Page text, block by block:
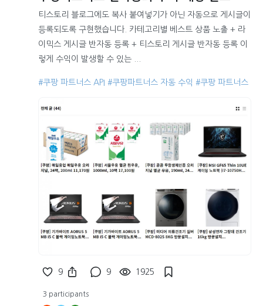
티스토리 블로그에도 복사 붙여넣기가 아닌 자동으로 게시글이
등록되도록 구현했습니다. 카테고리별 베스트 상품 노출 + 라
이믹스 게시글 반자동 등록 + 티스토리 게시글 반자동 등록 이
렇게 수익이 발생할 수 있는 ...
#쿠팡 파트너스 API #쿠팡파트너스 자동 수익 #쿠팡 파트너스
9 9 1925
3 participants